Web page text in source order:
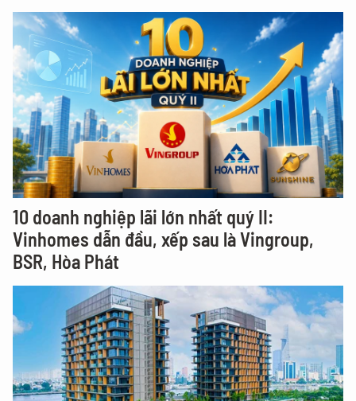
10 doanh nghiệp lãi lớn nhất quý II:
Vinhomes dẫn đầu, xếp sau là Vingroup,
BSR, Hòa Phát